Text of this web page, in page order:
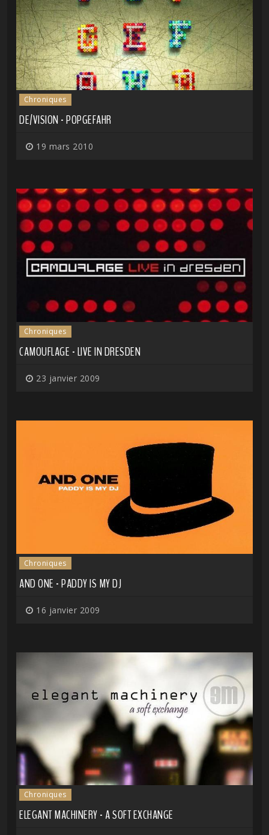
Chroniques
DE/VISION - POPGEFAHR
19 mars 2010
Chroniques
CAMOUFLAGE - LIVE IN DRESDEN
23 janvier 2009
Chroniques
AND ONE - PADDY IS MY DJ
16 janvier 2009
Chroniques
ELEGANT MACHINERY - A SOFT EXCHANGE